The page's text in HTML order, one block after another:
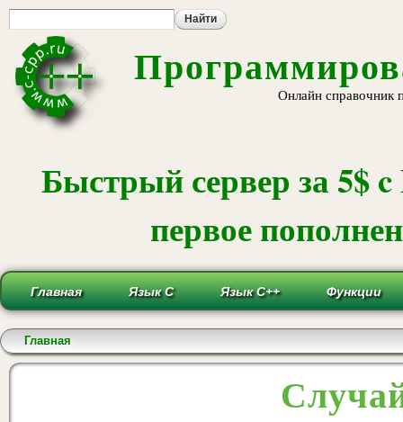
Онлайн справочник
Быстрый сервер за 5$
первое
Главная Язык С Язык С++ Функции
Вы здесь
Главная